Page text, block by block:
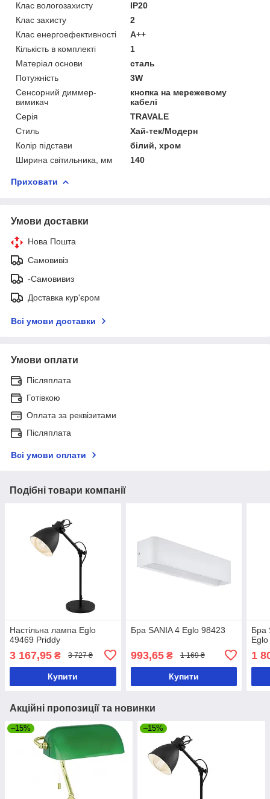
Клас вологозахисту
IP20
Клас захисту
2
Клас енергоефективності
A++
Кількість в комплекті
1
Матеріал основи
сталь
Потужність
3W
Сенсорний диммер-
вимикач
кнопка на мережевому
кабелі
Серія
TRAVALE
Стиль
Хай-тек/Модерн
Колір підстави
білий, хром
Ширина світильника, мм
140
Приховати
Умови доставки
Нова Пошта
Самовивіз
-Самовивиз
Доставка кур'єром
Всі умови доставки
Умови оплати
Післяплата
Готівкою
Оплата за реквізитами
Післяплата
Всі умови оплати
Подібні товари компанії
Настільна лампа Eglo
49469 Priddy
3 167,95 ₴ 3 727 ₴
Купити
Бра SANIA 4 Eglo 98423
993,65₴ 1 169 ₴
Купити
Бра
1
Акційні пропозиції та новинки
–15% –15%